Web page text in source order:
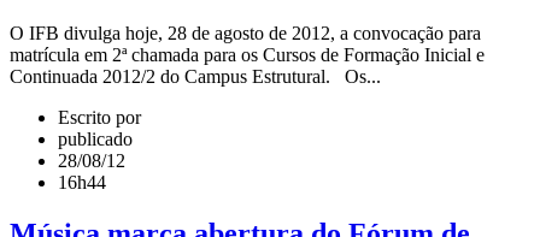
O IFB divulga hoje, 28 de agosto de 2012, a convocação para
matrícula em 2ª chamada para os Cursos de Formação Inicial e
Continuada 2012/2 do Campus Estrutural. Os...
Escrito por
publicado
28/08/12
16h44